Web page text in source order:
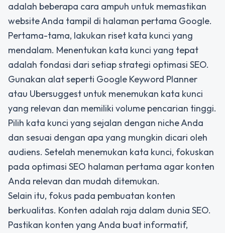
adalah beberapa cara ampuh untuk memastikan
website Anda tampil di halaman pertama Google.
Pertama-tama, lakukan riset kata kunci yang
mendalam. Menentukan kata kunci yang tepat
adalah fondasi dari setiap strategi optimasi SEO.
Gunakan alat seperti Google Keyword Planner
atau Ubersuggest untuk menemukan kata kunci
yang relevan dan memiliki volume pencarian tinggi.
Pilih kata kunci yang sejalan dengan niche Anda
dan sesuai dengan apa yang mungkin dicari oleh
audiens. Setelah menemukan kata kunci, fokuskan
pada optimasi SEO halaman pertama agar konten
Anda relevan dan mudah ditemukan.
Selain itu, fokus pada pembuatan konten
berkualitas. Konten adalah raja dalam dunia SEO.
Pastikan konten yang Anda buat informatif,